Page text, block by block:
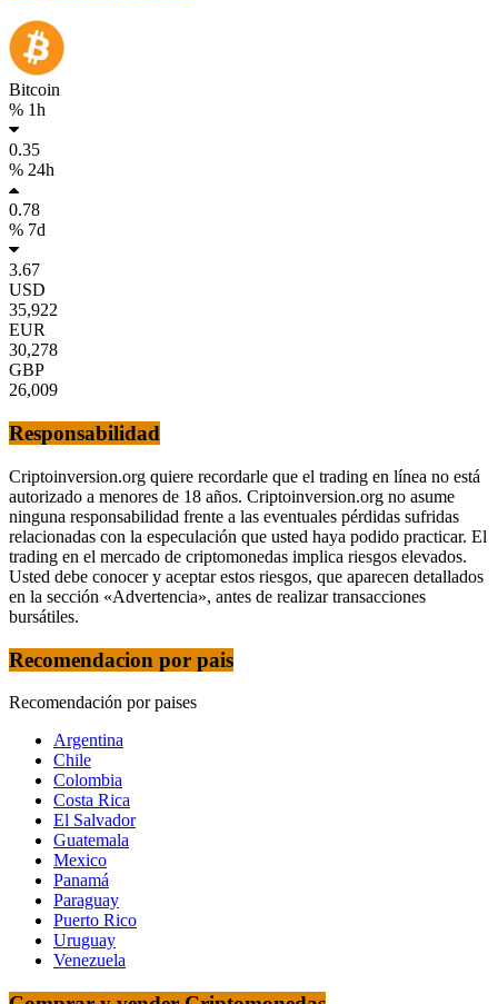
Bitcoin
% 1h
0.35
% 24h
0.78
% 7d
3.67
USD
35,922
EUR
30,278
GBP
26,009
Responsabilidad
Criptoinversion.org quiere recordarle que el trading en línea no está
autorizado a menores de 18 años. Criptoinversion.org no asume
ninguna responsabilidad frente a las eventuales pérdidas sufridas
relacionadas con la especulación que usted haya podido practicar. El
trading en el mercado de criptomonedas implica riesgos elevados.
Usted debe conocer y aceptar estos riesgos, que aparecen detallados
en la sección «Advertencia», antes de realizar transacciones
bursátiles.
Recomendacion por pais
Recomendación por paises
Argentina
Chile
Colombia
Costa Rica
El Salvador
Guatemala
Mexico
Panamá
Paraguay
Puerto Rico
Uruguay
Venezuela